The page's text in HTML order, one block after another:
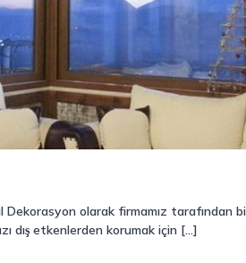
y
o
n
o
s
t
r
ü
n
,
Dekorasyon olarak firmamız tarafından
dış etkenlerden korumak için […]